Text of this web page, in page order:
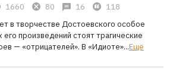
1660 80 16
118
в творчестве Достоевского особое
произведений стоят трагические
— «отрицателей». В «Идиоте»...Ещё